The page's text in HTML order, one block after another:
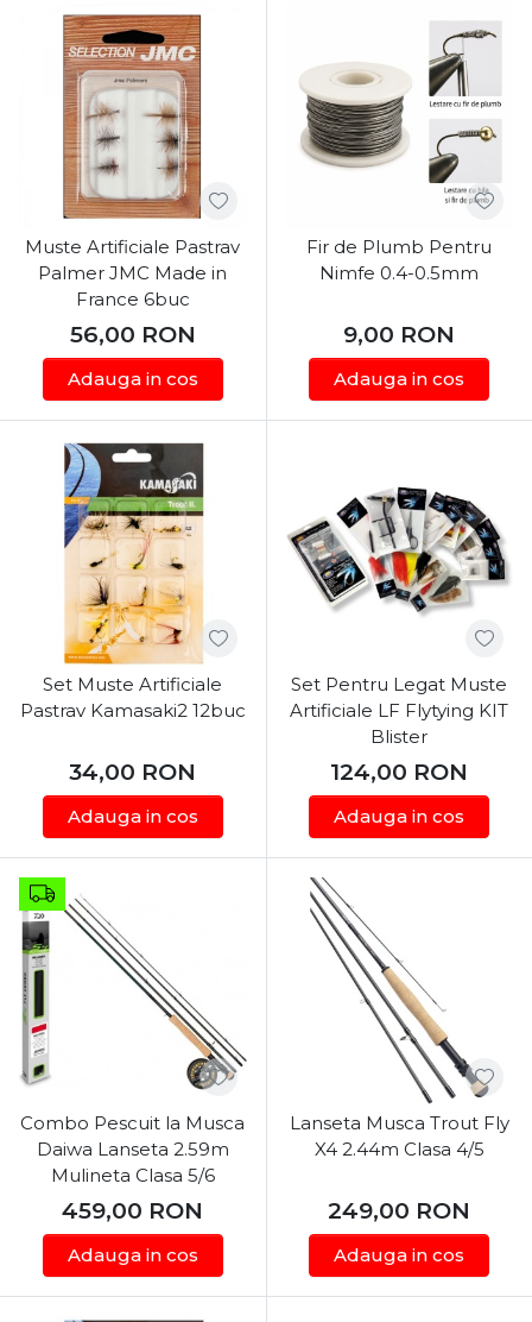
Muste Artificiale Pastrav
Palmer JMC Made in
France 6buc
56,00 RON
Adauga in cos
Fir de Plumb Pentru
Nimfe 0.4-0.5mm
9,00 RON
Adauga in cos
Set Muste Artificiale
Pastrav Kamasaki2 12buc
34,00 RON
Adauga in cos
Set Pentru Legat Muste
Artificiale LF Flytying KIT
Blister
124,00 RON
Adauga in cos
Combo Pescuit la Musca
Daiwa Lanseta 2.59m
Mulineta Clasa 5/6
459,00 RON
Adauga in cos
Lanseta Musca Trout Fly
X4 2.44m Clasa 4/5
249,00 RON
Adauga in cos